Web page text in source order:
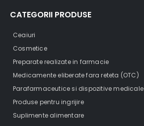
CATEGORII PRODUSE
Ceaiuri
Cosmetice
Preparate realizate in farmacie
Medicamente eliberate fara reteta (OTC)
Parafarmaceutice si dispozitive medicale
Produse pentru ingrijire
Suplimente alimentare